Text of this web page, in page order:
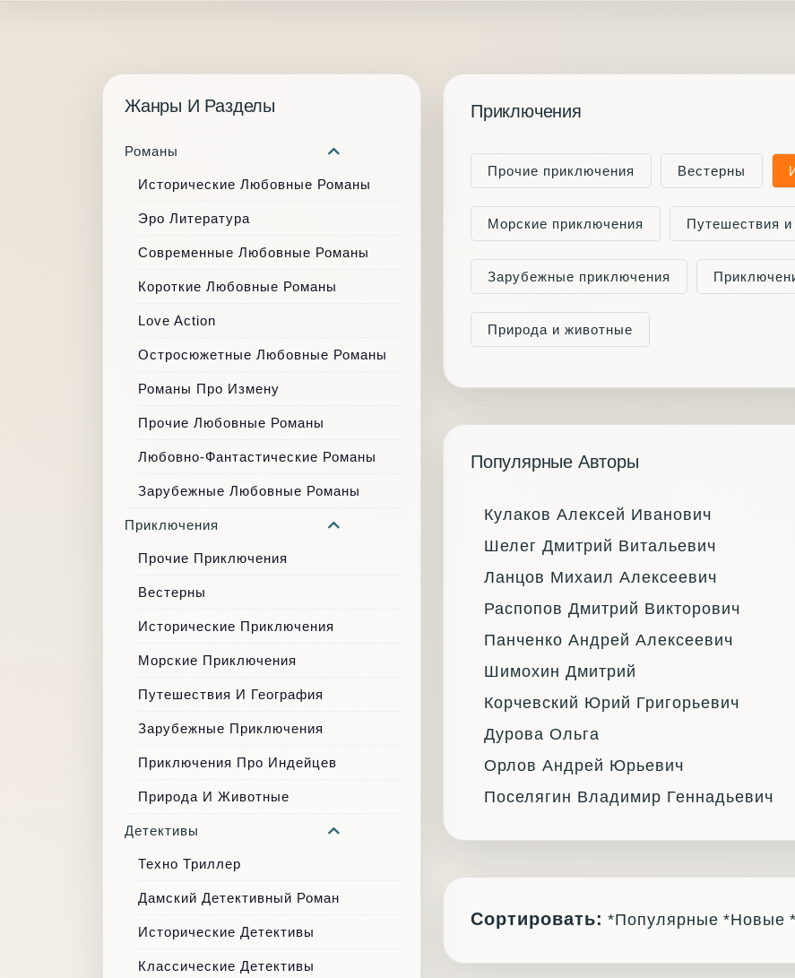
Приключения
Прочие приключения Вестерны
Морские приключения Путешествия и
Зарубежные приключения
Природа и животные
Популярные Авторы
Кулаков Алексей Иванович
Шелег Дмитрий Витальевич
Ланцов Михаил Алексеевич
Распопов Дмитрий Викторович
Панченко Андрей Алексеевич
Шимохин Дмитрий
Корчевский Юрий Григорьевич
Дурова Ольга
Орлов Андрей Юрьевич
Поселягин Владимир Геннадьевич
Сортировать: *Популярные *Новые
Жанры И Разделы
Романы
Исторические Любовные Романы
Эро Литература
Современные Любовные Романы
Короткие Любовные Романы
Love Action
Остросюжетные Любовные Романы
Романы Про Измену
Прочие Любовные Романы
Любовно-Фантастические Романы
Зарубежные Любовные Романы
Приключения
Прочие Приключения
Вестерны
Исторические Приключения
Морские Приключения
Путешествия И География
Зарубежные Приключения
Приключения Про Индейцев
Природа И Животные
Детективы
Техно Триллер
Дамский Детективный Роман
Исторические Детективы
Классические Детективы